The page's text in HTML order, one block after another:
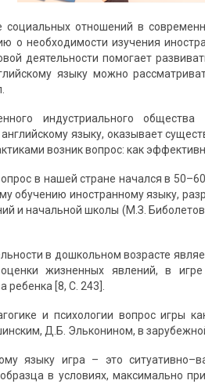
социальных отношений в
о необходимости изучения
деятельности помогает
языку можно
индустриального
языку, оказывает
возник вопрос: как
в нашей стране начался в
обучению иностранному языку,
и начальной школы (М.З.
в дошкольном возрасте
жизненных явлений, в
ребенка [8, С. 243].
и психологии вопрос игры
Д.Б. Эльконином, в
языку игра – это
в условиях, максимально